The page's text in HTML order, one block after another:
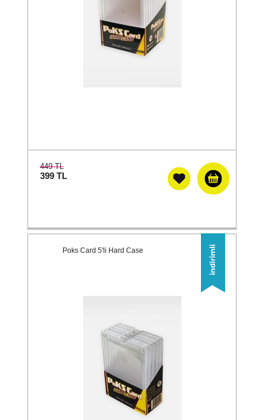
449 TL
399 TL
Poks Card 5'li Hard Case